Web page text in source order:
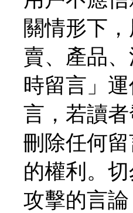
關情形下
賣、產品
時留言」
言，若讀
刪除任何
的權利。
攻擊的言